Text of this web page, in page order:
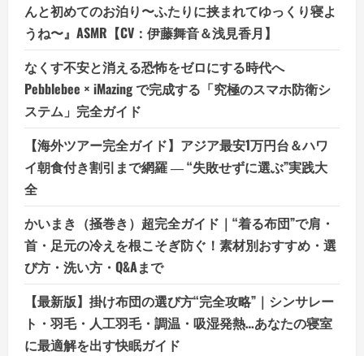
んと初めてのお泊り〜ふたりに挟まれてゆっくり寝よ
うね〜』ASMR【CV：伊藤舞音＆浅見香月】
なくす不安と消える恐怖をゼロにする時代へ
Pebblebee × iMazing で完成する「究極のスマホ防衛シ
ステム」完全ガイド
【海外ツアー完全ガイド】アジア最安1万円台＆ハワ
イ朝食付き割引まで網羅 ― “失敗せずに選ぶ”実践大
全
かいまき（掻巻き）超完全ガイド｜“着る布団”で肩・
首・足元の冷えを根こそぎ防ぐ！素材別おすすめ・選
び方・洗い方・Q&Aまで
【最新版】掛け布団の選び方“完全攻略”｜シンサレー
ト・羽毛・人工羽毛・調温・吸湿発熱…あなたの寝室
に最適解を出す快眠ガイド